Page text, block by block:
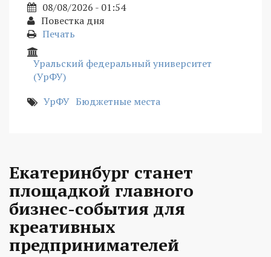
08/08/2026 - 01:54
Повестка дня
Печать
Уральский федеральный университет
(УрФУ)
УрФУ Бюджетные места
Екатеринбург станет
площадкой главного
бизнес-события для
креативных
предпринимателей